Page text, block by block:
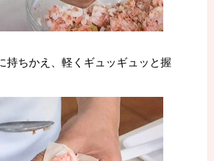
持ちかえ、軽くギュッギュッと握